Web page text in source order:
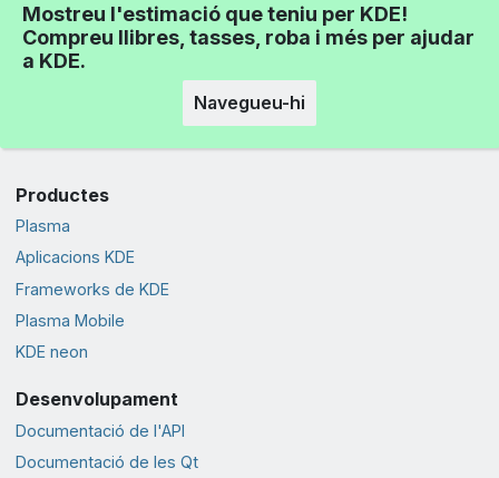
Mostreu l'estimació que teniu per KDE!
Compreu llibres, tasses, roba i més per ajudar
a KDE.
Navegueu-hi
Productes
Plasma
Aplicacions KDE
Frameworks de KDE
Plasma Mobile
KDE neon
Desenvolupament
Documentació de l'API
Documentació de les Qt